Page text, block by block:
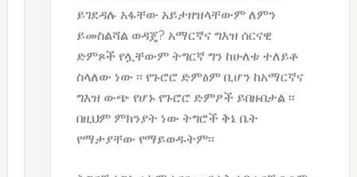
ይገደዳሉ አፋቸው አይታዘዝላቸውም ለምን
ይመስልሻል ወዳጄ? አማርኛና ግእዝ ሰርናዊ
ድምጾች የሏቸውም ትግርኛ ግን ከሁለቱ ተለይቶ
ስላለው ነው ፡፡ የጉሮሮ ድምፅም ቢሆን ከአማርኛና
ግእዝ ውጭ የሆኑ የጉሮሮ ድምፆች ይበዙበታል ፡፡
በዚህም ምክንያት ነው ትግሮች ቅኔ ቤት
የማታያቸው የማይወዱትም፡፡